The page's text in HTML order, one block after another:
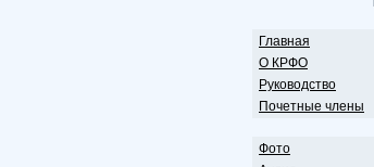
Главная
О КРФО
Руководство
Почетные члены
Фото